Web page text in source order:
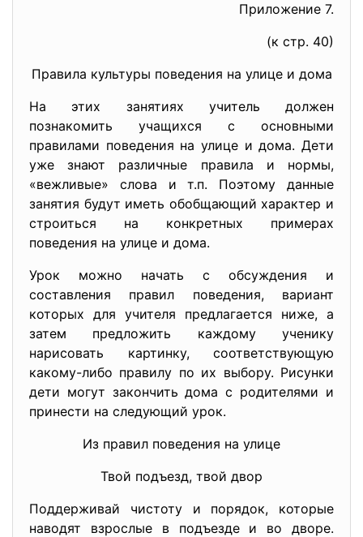
Приложение 7.
(к стр. 40)
Правила культуры поведения на улице и дома
На этих занятиях учитель должен
познакомить учащихся с основными
правилами поведения на улице и дома. Дети
уже знают различные правила и нормы,
«вежливые» слова и т.п. Поэтому данные
занятия будут иметь обобщающий характер и
строиться на конкретных примерах
поведения на улице и дома.
Урок можно начать с обсуждения и
составления правил поведения, вариант
которых для учителя предлагается ниже, а
затем предложить каждому ученику
нарисовать картинку, соответствующую
какому-либо правилу по их выбору. Рисунки
дети могут закончить дома с родителями и
принести на следующий урок.
Из правил поведения на улице
Твой подъезд, твой двор
Поддерживай чистоту и порядок, которые
наводят взрослые в подъезде и во дворе.